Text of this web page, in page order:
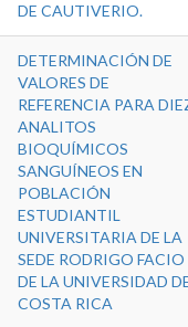
DE CAUTIVERIO.
DETERMINACIÓN DE
VALORES DE
REFERENCIA PARA
ANALITOS
BIOQUÍMICOS
SANGUÍNEOS EN
POBLACIÓN
ESTUDIANTIL
UNIVERSITARIA DE LA
SEDE RODRIGO FACIO
DE LA UNIVERSIDAD
COSTA RICA